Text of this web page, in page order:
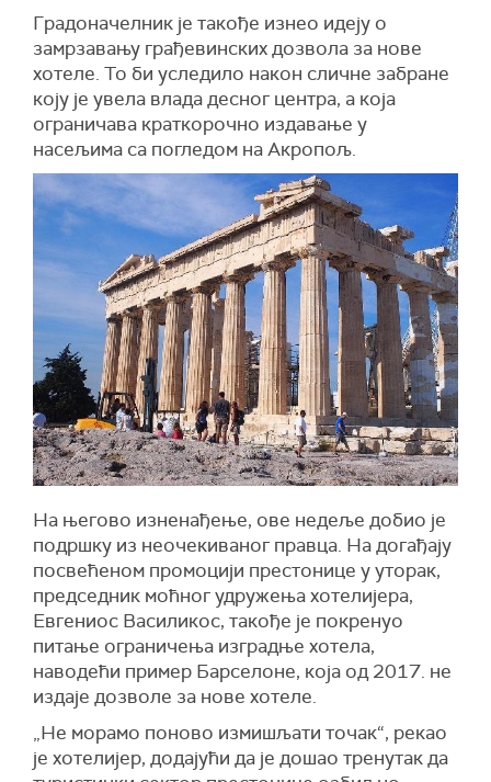
Градоначелник је такође изнео идеју о
замрзавању грађевинских дозвола за нове
хотеле. То би уследило након сличне забране
коју је увела влада десног центра, а која
ограничава краткорочно издавање у
насељима са погледом на Акропољ.
На његово изненађење, ове недеље добио је
подршку из неочекиваног правца. На догађају
посвећеном промоцији престонице у уторак,
председник моћног удружења хотелијера,
Евгениос Василикос, такође је покренуо
питање ограничења изградње хотела,
наводећи пример Барселоне, која од 2017. не
издаје дозволе за нове хотеле.
„Не морамо поново измишљати точак“, рекао
је хотелијер, додајући да је дошао тренутак да